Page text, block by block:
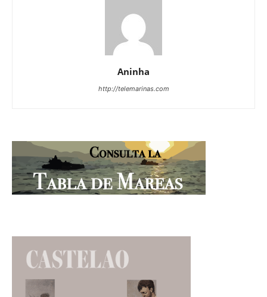
Aninha
http://telemarinas.com